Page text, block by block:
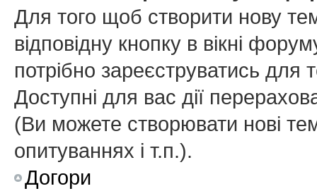
Для того щоб створити нову
відповідну кнопку в вікні
потрібно зареєструватись для
Доступні для вас дії
(Ви можете створювати нові
опитуваннях і т.п.).
Догори